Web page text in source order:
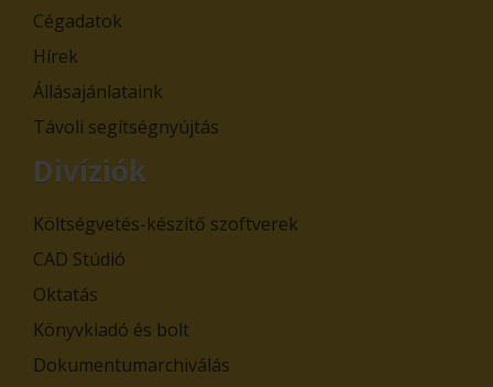
Cégadatok
Hírek
Állásajánlataink
Távoli segítségnyújtás
Divíziók
Költségvetés-készítő szoftverek
CAD Stúdió
Oktatás
Könyvkiadó és bolt
Dokumentumarchiválás